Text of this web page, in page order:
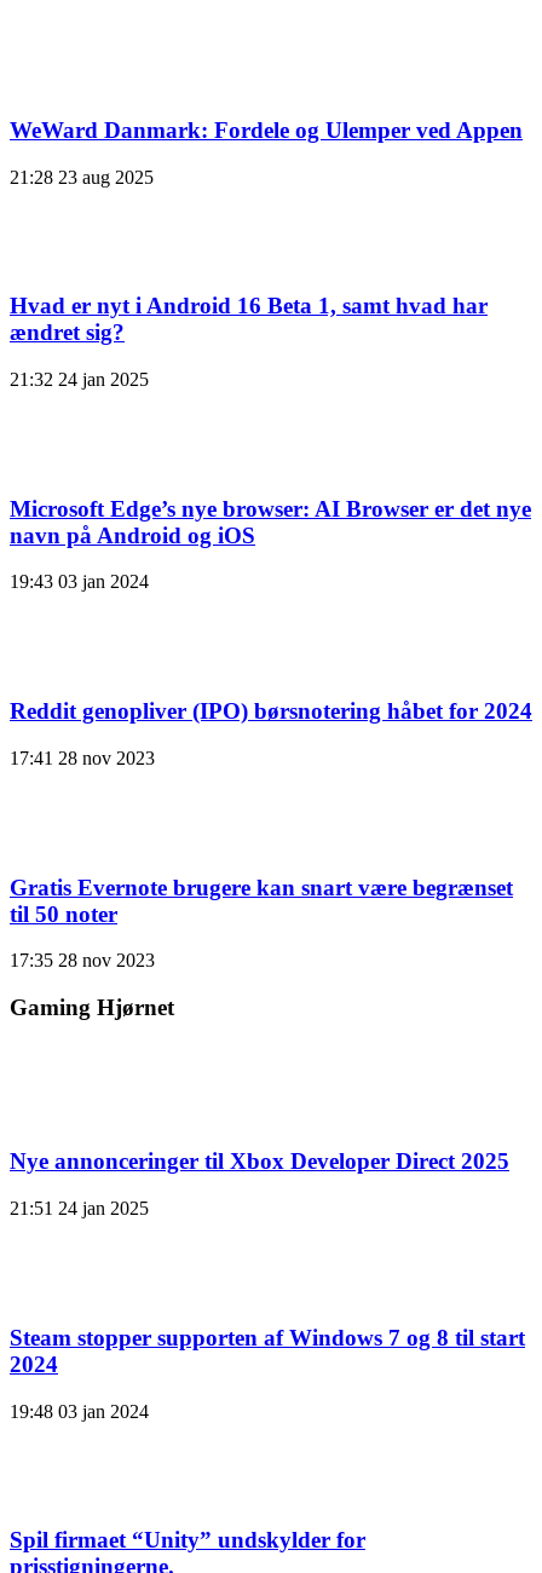
WeWard Danmark: Fordele og Ulemper ved Appen
21:28 23 aug 2025
Hvad er nyt i Android 16 Beta 1, samt hvad har
ændret sig?
21:32 24 jan 2025
Microsoft Edge’s nye browser: AI Browser er det nye
navn på Android og iOS
19:43 03 jan 2024
Reddit genopliver (IPO) børsnotering håbet for 2024
17:41 28 nov 2023
Gratis Evernote brugere kan snart være begrænset
til 50 noter
17:35 28 nov 2023
Gaming Hjørnet
Nye annonceringer til Xbox Developer Direct 2025
21:51 24 jan 2025
Steam stopper supporten af ​​Windows 7 og 8 til start
2024
19:48 03 jan 2024
Spil firmaet “Unity” undskylder for
prisstigningerne.